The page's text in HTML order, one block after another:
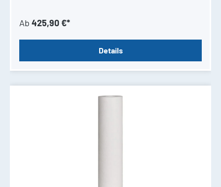
Ab 425,90 €*
Details